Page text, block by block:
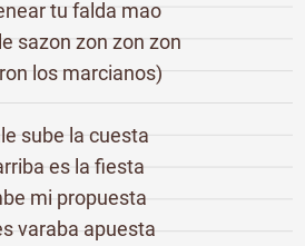
tu falda mao
sazon zon zon zon
los marcianos)
sube la cuesta
es la fiesta
mi propuesta
varaba apuesta